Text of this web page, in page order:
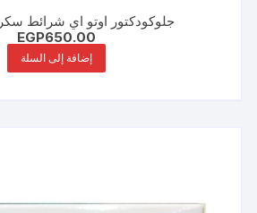
جلوكودكتور اوتو اي شرائط سكر 100شريط
EGP650.00
إضافة إلى السلة